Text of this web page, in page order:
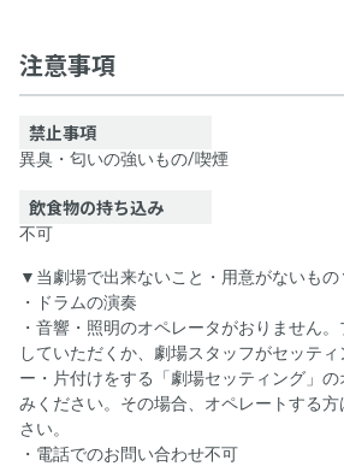
注意事項
禁止事項
異臭・匂いの強いもの/喫煙
飲食物の持ち込み
不可
▼当劇場で出来ないこと・用意がないも
・ドラムの演奏
・音響・照明のオペレータがおりません
していただくか、劇場スタッフがセッテ
ー・片付けをする「劇場セッティング」
みください。その場合、オペレートする
さい。
・電話でのお問い合わせ不可